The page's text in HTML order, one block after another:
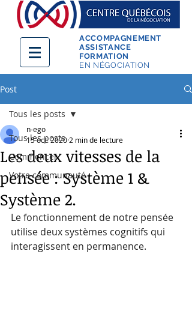
ACCOMPAGNEMENT
ASSISTANCE
FORMATION
EN NÉGOCIATION
Post
Tous les posts
Commencer
Votre communauté
Tous les posts
Les deux vitesses de la
pensée : Système 1 &
Système 2.
n-ego
15 oct. 2020 2 min de lecture
Le fonctionnement de notre pensée
utilise deux systèmes cognitifs qui
interagissent en permanence.